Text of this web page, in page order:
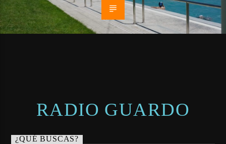
RADIO GUARDO
¿QUÉ BUSCAS?